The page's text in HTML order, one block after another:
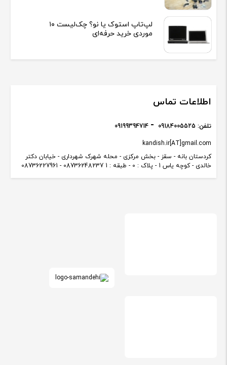
لپ‌تاپ استوک یا نو؟ چک‌لیست ۱۰
موردی خرید حرفه‌ای
اطلاعات تماس
کردستان بانه - سقز - بخش مرکزی - محله شهرک شهرداری - خیابان دکتر
خالدی - کوچه یاس 1 - پلاک : 0 - طبقه : 1 08736248237 - 08736227961
kandish.ir[AT]gmail.com
تلفن: 09184005525
09199394714